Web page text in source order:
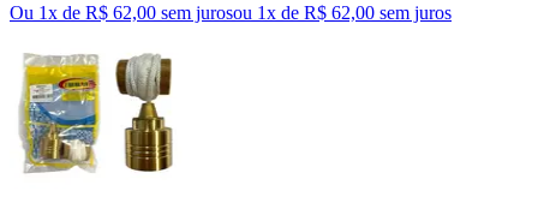
Ou 1x de R$ 62,00 sem jurosou 1x de R$ 62,00 sem juros